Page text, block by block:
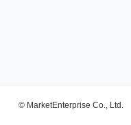
© MarketEnterprise Co., Ltd.